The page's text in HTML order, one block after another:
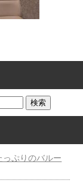
っぷりのバルー